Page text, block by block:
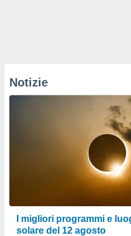
Notizie
I migliori programmi e
solare del 12 agosto